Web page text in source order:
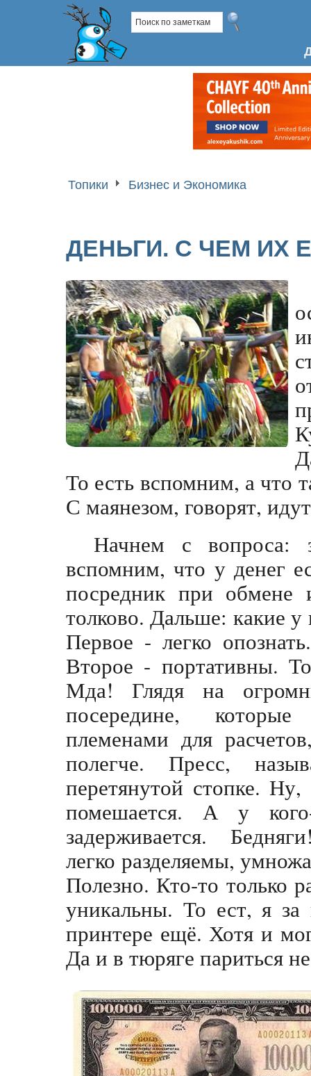
Топики Бизнес и Экономика
ДЕНЬГИ. С ЧЕМ ИХ
То есть вспомним, а что
С маянезом, говорят,
Начнем с
вспомним, что у денег
посредник при обмене
толково. Дальше: какие
Первое - легко
Второе - портативны.
Мда! Глядя на
посередине, которые
племенами для
полегче. Пресс,
перетянутой стопке.
помешается. А у
задерживается.
легко разделяемы,
Полезно. Кто-то только
уникальны. То ест, я за
принтере ещё. Хотя и
Да и в тюряге париться